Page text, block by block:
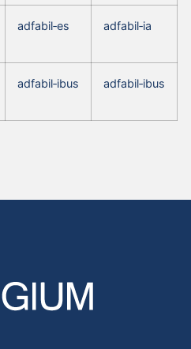
adfabil‑es adfabil‑ia
adfabil‑ibus adfabil‑ibus